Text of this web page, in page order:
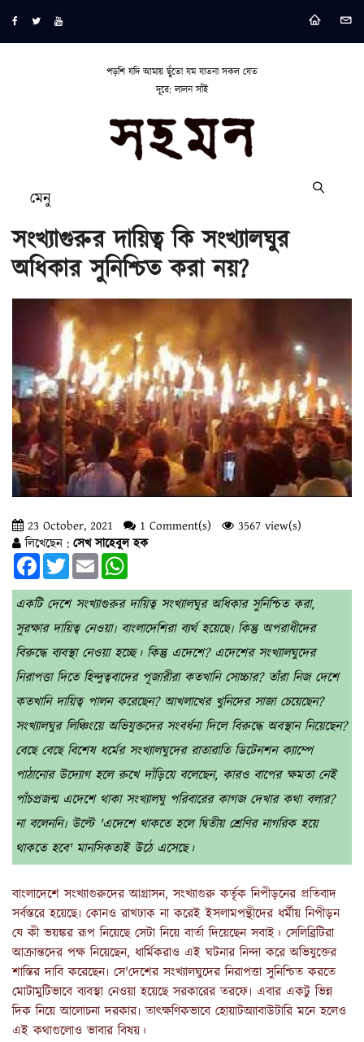
পড়শি যদি আমায় ছুঁতো যম যাতনা সকল যেত
দূরে: লালন সাঁই
মেনু
সংখ্যাগুরুর দায়িত্ব কি সংখ্যালঘুর
অধিকার সুনিশ্চিত করা নয়?
23 October, 2021 1 Comment(s)
3567 view(s)
লিখেছেন : সেখ সাহেবুল হক
FacebookTwitterEmail
একটি দেশে সংখ্যাগুরুর দায়িত্ব সংখ্যালঘুর অধিকার সুনিশ্চিত করা,
সুরক্ষার দায়িত্ব নেওয়া৷ বাংলাদেশিরা ব্যর্থ হয়েছে৷ কিন্তু অপরাধীদের
বিরুদ্ধে ব্যবস্থা নেওয়া হচ্ছে। কিন্তু এদেশে? এদেশের সংখ্যালঘুদের
নিরাপত্তা দিতে হিন্দুত্ববাদের পূজারীরা কতখানি সোচ্চার? তাঁরা নিজ দেশে
কতখানি দায়িত্ব পালন করেছেন? আখলাখের খুনিদের সাজা চেয়েছেন?
সংখ্যালঘুর লিঞ্চিংয়ে অভিযুক্তদের সংবর্ধনা দিলে বিরুদ্ধে অবস্থান নিয়েছেন?
বেছে বেছে বিশেষ ধর্মের সংখ্যালঘুদের রাতারাতি ডিটেনশন ক্যাম্পে
পাঠানোর উদ্যোগ হলে রুখে দাঁড়িয়ে বলেছেন, কারও বাপের ক্ষমতা নেই
পাঁচপ্রজন্ম এদেশে থাকা সংখ্যালঘু পরিবারের কাগজ দেখার কথা বলার?
না বলেননি৷ উল্টে 'এদেশে থাকতে হলে দ্বিতীয় শ্রেণির নাগরিক হয়ে
থাকতে হবে' মানসিকতাই উঠে এসেছে।
বাংলাদেশে সংখ্যাগুরুদের আগ্রাসন, সংখ্যাগুরু কর্তৃক নিপীড়নের প্রতিবাদ
সর্বস্তরে হয়েছে৷ কোনও রাখঢাক না করেই ইসলামপন্থীদের ধর্মীয় নিপীড়ন
যে কী ভয়ঙ্কর রূপ নিয়েছে সেটা নিয়ে বার্তা দিয়েছেন সবাই। সেলিব্রিটিরা
আক্রান্তদের পক্ষ নিয়েছেন, ধার্মিকরাও এই ঘটনার নিন্দা করে অভিযুক্তের
শাস্তির দাবি করেছেন৷ সে'দেশের সংখ্যালঘুদের নিরাপত্তা সুনিশ্চিত করতে
মোটামুটিভাবে ব্যবস্থা নেওয়া হয়েছে সরকারের তরফে৷ এবার একটু ভিন্ন
দিক নিয়ে আলোচনা দরকার৷ তাৎক্ষণিকভাবে হোয়াটঅ্যাবাউটারি মনে হলেও
এই কথাগুলোও ভাবার বিষয়।